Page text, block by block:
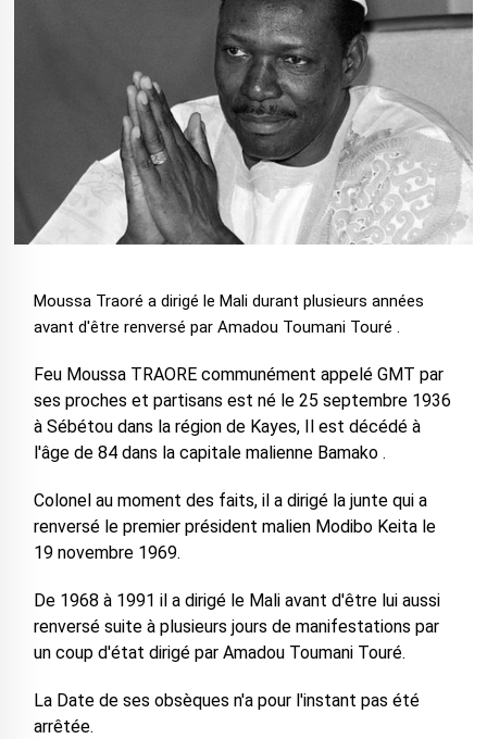
Moussa Traoré a dirigé le Mali durant plusieurs années
avant d'être renversé par Amadou Toumani Touré .
Feu Moussa TRAORE communément appelé GMT par
ses proches et partisans est né le 25 septembre 1936
à Sébétou dans la région de Kayes, Il est décédé à
l'âge de 84 dans la capitale malienne Bamako .
Colonel au moment des faits, il a dirigé la junte qui a
renversé le premier président malien Modibo Keita le
19 novembre 1969.
De 1968 à 1991 il a dirigé le Mali avant d'être lui aussi
renversé suite à plusieurs jours de manifestations par
un coup d'état dirigé par Amadou Toumani Touré.
La Date de ses obsèques n'a pour l'instant pas été
arrêtée.